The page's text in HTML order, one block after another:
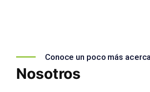
Conoce un poco más
Nosotros